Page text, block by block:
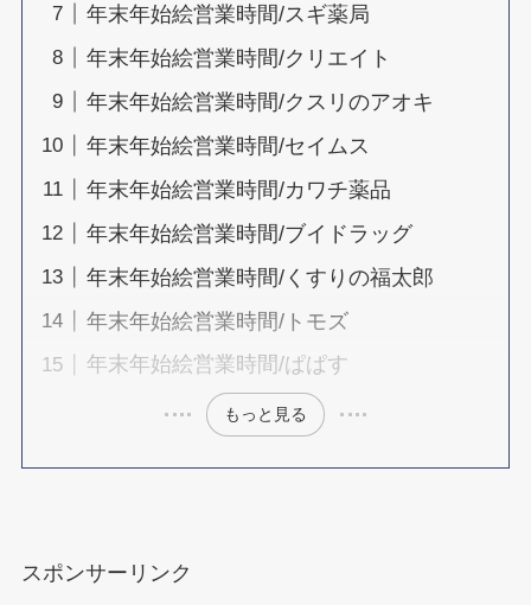
年末年始絵営業時間/スギ薬局
年末年始絵営業時間/クリエイト
年末年始絵営業時間/クスリのアオキ
年末年始絵営業時間/セイムス
年末年始絵営業時間/カワチ薬品
年末年始絵営業時間/ブイドラッグ
年末年始絵営業時間/くすりの福太郎
年末年始絵営業時間/トモズ
年末年始絵営業時間/ぱぱす
もっと見る
スポンサーリンク